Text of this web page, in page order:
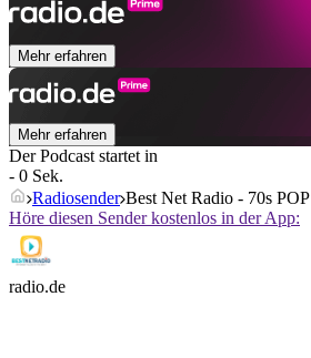
Mehr erfahren
Mehr erfahren
Der Podcast startet in
- 0 Sek.
Radiosender Best Net Radio - 70s POP
Höre diesen Sender kostenlos in der App:
radio.de